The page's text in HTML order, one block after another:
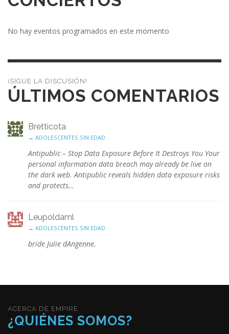
No hay eventos programados en este momento
¡SIGUE LA DISCUSIÓN!
ÚLTIMOS COMENTARIOS
Bretticota
→ ADOLESCENTES SIN EDAD
Antipublic – Stop Data Exposure Before It Destroys You Your
personal information data breach may already be live on
the dark web. Antipublic reveals hidden data exposure risks
and protects…
Leupoldaml
→ ADOLESCENTES SIN EDAD
bride Julie dAngenne.
ACERCA DE EMPIRE
¿QUIÉNES SOMOS?